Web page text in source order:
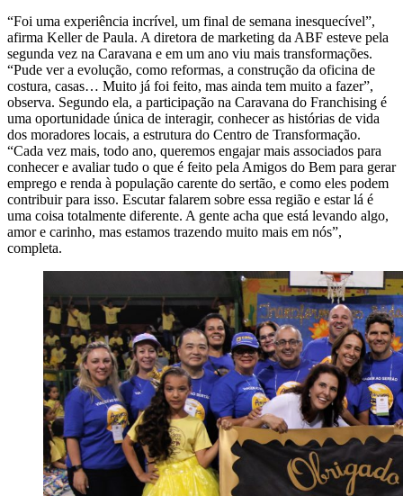
“Foi uma experiência incrível, um final de semana inesquecível”,
afirma Keller de Paula. A diretora de marketing da ABF esteve pela
segunda vez na Caravana e em um ano viu mais transformações.
“Pude ver a evolução, como reformas, a construção da oficina de
costura, casas… Muito já foi feito, mas ainda tem muito a fazer”,
observa. Segundo ela, a participação na Caravana do Franchising é
uma oportunidade única de interagir, conhecer as histórias de vida
dos moradores locais, a estrutura do Centro de Transformação.
“Cada vez mais, todo ano, queremos engajar mais associados para
conhecer e avaliar tudo o que é feito pela Amigos do Bem para gerar
emprego e renda à população carente do sertão, e como eles podem
contribuir para isso. Escutar falarem sobre essa região e estar lá é
uma coisa totalmente diferente. A gente acha que está levando algo,
amor e carinho, mas estamos trazendo muito mais em nós”,
completa.